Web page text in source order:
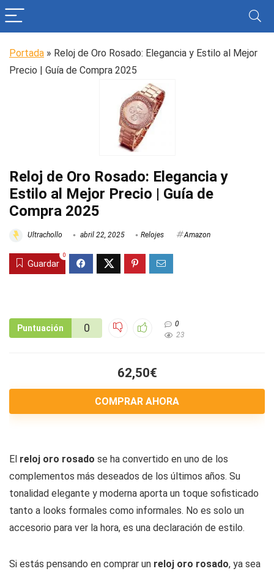
Portada » Reloj de Oro Rosado: Elegancia y Estilo al Mejor
Precio | Guía de Compra 2025
Reloj de Oro Rosado: Elegancia y
Estilo al Mejor Precio | Guía de
Compra 2025
Ultrachollo abril 22, 2025 Relojes Amazon
Guardar
0
Puntuación 0
0
23
62,50€
COMPRAR AHORA
El reloj oro rosado se ha convertido en uno de los
complementos más deseados de los últimos años. Su
tonalidad elegante y moderna aporta un toque sofisticado
tanto a looks formales como informales. No es solo un
accesorio para ver la hora, es una declaración de estilo.
Si estás pensando en comprar un reloj oro rosado, ya sea